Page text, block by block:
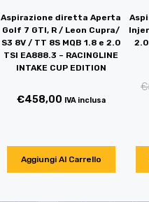
Aspirazione diretta Aperta
Golf 7 GTI, R / Leon Cupra/
S3 8V / TT 8S MQB 1.8 e 2.0
TSI EA888.3 – RACINGLINE
INTAKE CUP EDITION
€458,00 IVA inclusa
Aggiungi Al Carrello
2.0
€